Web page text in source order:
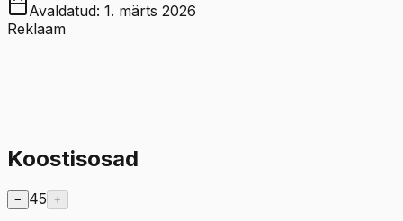
Avaldatud: 1. märts 2026
Reklaam
Koostisosad
− 45 +